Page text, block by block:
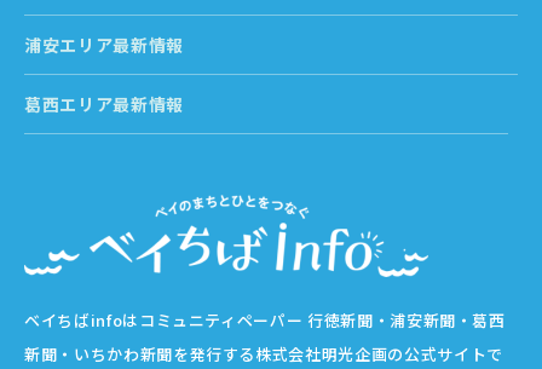
ベイちばinfoはコミュニティペーパー 行徳新聞・浦安新聞・葛西
新聞・いちかわ新聞を発行する株式会社明光企画の公式サイトで
浦安エリア最新情報
葛西エリア最新情報